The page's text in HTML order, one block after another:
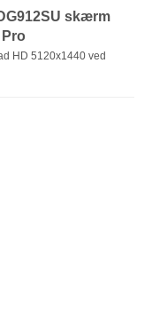
skærm
HD 5120x1440 ved